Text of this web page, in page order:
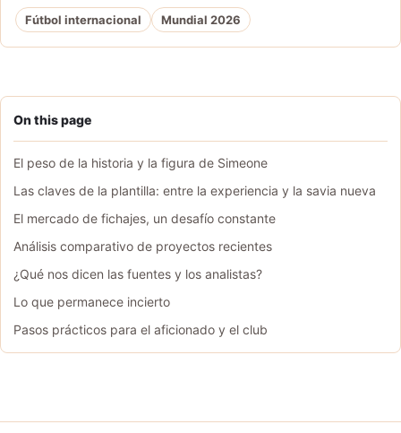
On this page
El peso de la historia y la figura de Simeone
Las claves de la plantilla: entre la experiencia y la savia nueva
El mercado de fichajes, un desafío constante
Análisis comparativo de proyectos recientes
¿Qué nos dicen las fuentes y los analistas?
Lo que permanece incierto
Pasos prácticos para el aficionado y el club
Fútbol internacional Mundial 2026